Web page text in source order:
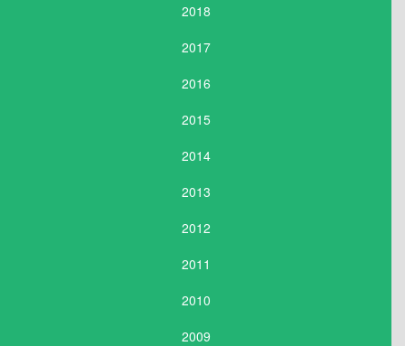
2018
2017
2016
2015
2014
2013
2012
2011
2010
2009